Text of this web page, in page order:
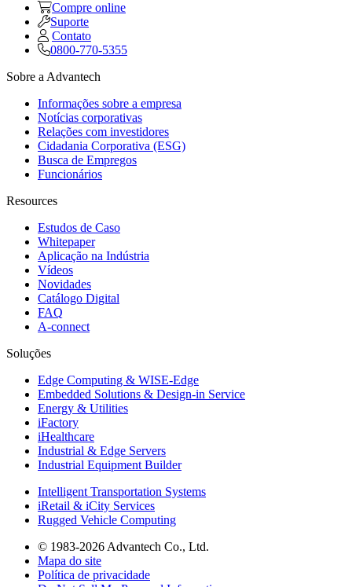
Compre online
Suporte
Contato
0800-770-5355
Sobre a Advantech
Informações sobre a empresa
Notícias corporativas
Relações com investidores
Cidadania Corporativa (ESG)
Busca de Empregos
Funcionários
Resources
Estudos de Caso
Whitepaper
Aplicação na Indústria
Vídeos
Novidades
Catálogo Digital
FAQ
A-connect
Soluções
Edge Computing & WISE-Edge
Embedded Solutions & Design-in Service
Energy & Utilities
iFactory
iHealthcare
Industrial & Edge Servers
Industrial Equipment Builder
Intelligent Transportation Systems
iRetail & iCity Services
Rugged Vehicle Computing
© 1983-2026 Advantech Co., Ltd.
Mapa do site
Política de privacidade